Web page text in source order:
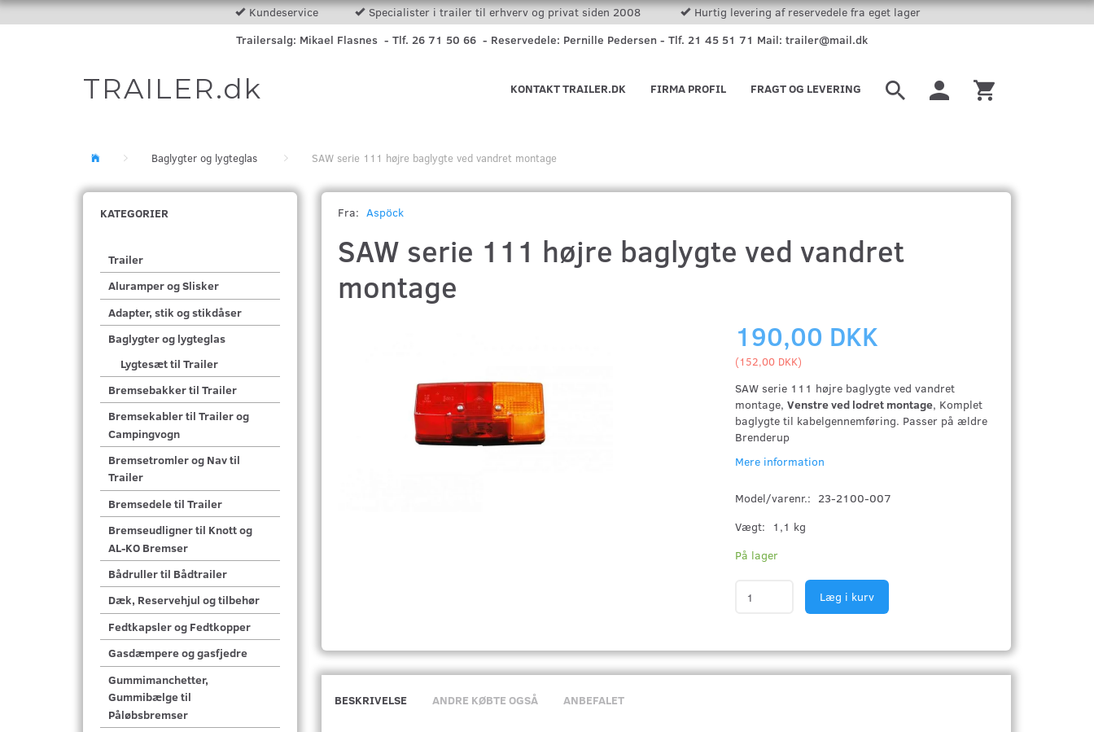
Kundeservice Specialister i trailer til erhverv og privat siden 2008
Hurtig levering af reservedele fra eget lager
Trailersalg: Mikael Flasnes - Tlf. 26 71 50 66 - Reservedele: Pernille Pedersen - Tlf. 21 45 51 71 Mail: trailer@mail.dk
TRAILER.dk FRAGT OG LEVERING
FIRMA PROFIL
KONTAKT TRAILER.DK
Baglygter og lygteglas SAW serie 111 højre baglygte ved vandret montage
KATEGORIER
Trailer
Aluramper og Slisker
Adapter, stik og stikdåser
Baglygter og lygteglas
Lygtesæt til Trailer
Bremsebakker til Trailer
Bremsekabler til Trailer og
Campingvogn
Bremsetromler og Nav til
Trailer
Bremsedele til Trailer
Bremseudligner til Knott og
AL-KO Bremser
Bådruller til Bådtrailer
Dæk, Reservehjul og tilbehør
Fedtkapsler og Fedtkopper
Gasdæmpere og gasfjedre
Gummimanchetter,
Gummibælge til
Påløbsbremser
Fra: Aspöck
SAW serie 111 højre baglygte ved vandret
montage
190,00 DKK
(152,00 DKK)
SAW serie 111 højre baglygte ved vandret
montage,Venstre ved lodret montage, Komplet
baglygte til kabelgennemføring. Passer på ældre
Brenderup
Mere information
Model/varenr.: 23-2100-007
Vægt:
1,1 kg
På lager
Læg i kurv
BESKRIVELSE ANDRE KØBTE OGSÅ ANBEFALET